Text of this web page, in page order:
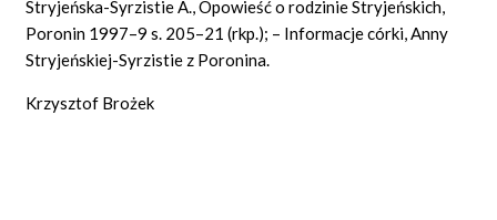
Stryjeńska-Syrzistie A., Opowieść o rodzinie Stryjeńskich,
Poronin 1997–9 s. 205–21 (rkp.); – Informacje córki, Anny
Stryjeńskiej-Syrzistie z Poronina.
Krzysztof Brożek